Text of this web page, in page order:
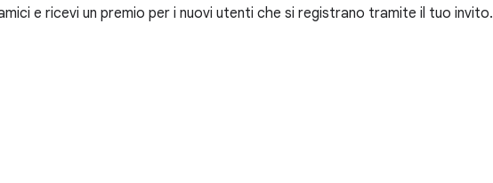
e ricevi un premio per i nuovi utenti che si registrano tramite il tuo invito.